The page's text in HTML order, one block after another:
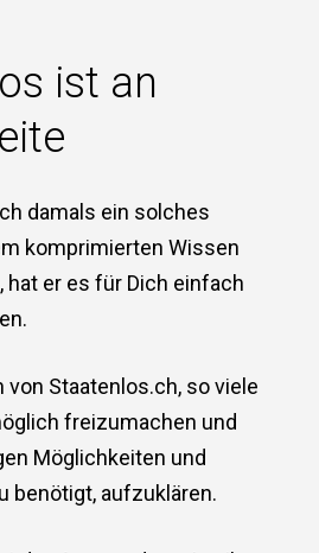
ist an
damals ein solches
komprimierten Wissen
er es für Dich einfach
von Staatenlos.ch, so viele
freizumachen und
Möglichkeiten und
benötigt, aufzuklären.